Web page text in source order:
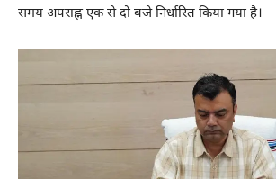
समय अपराह्न एक से दो बजे निर्धारित किया गया है।